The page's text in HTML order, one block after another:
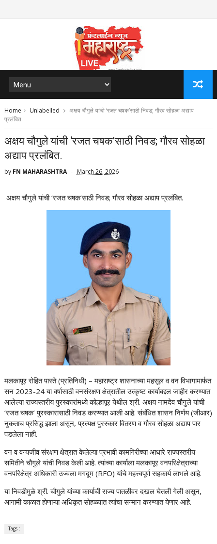
Home Unlabelled
अक्षय चौगुले यांची ‘रजत चषक’साठी निवड; गौरव सोहळा अद्याप
प्रलंबित.
अक्षय चौगुले यांची ‘रजत चषक’साठी निवड; गौरव सोहळा
अद्याप प्रलंबित.
by FN MAHARASHTRA March 26, 2026
अक्षय चौगुले यांची ‘रजत चषक’साठी निवड; गौरव सोहळा अद्याप प्रलंबित.
मलकापूर रोहित पास्ते (प्रतिनिधी) – महाराष्ट्र शासनाच्या महसूल व वन विभागामार्फत
सन 2023-24 या वर्षासाठी वनसंरक्षण क्षेत्रातील उत्कृष्ट कार्याबद्दल जाहीर करण्यात
आलेल्या राज्यस्तरीय पुरस्कारांमध्ये कोल्हापूर येथील श्री. अक्षय नामदेव चौगुले यांची
‘रजत चषक’ पुरस्कारासाठी निवड करण्यात आली आहे. संबंधित शासन निर्णय (जीआर)
नुकताच प्रसिद्ध झाला असून, प्रत्यक्ष पुरस्कार वितरण व गौरव सोहळा अद्याप पार
पडलेला नाही.
वन व वन्यजीव संरक्षण क्षेत्रात केलेल्या प्रभावी कामगिरीच्या आधारे राज्यस्तरीय
समितीने चौगुले यांची निवड केली आहे. त्यांच्या कार्याला मलकापूर वनपरिक्षेत्राच्या
वनपरिक्षेत्र अधिकारी उज्वला मगदूम (RFO) यांचे महत्त्वपूर्ण सहकार्य लाभले आहे.
या निवडीमुळे श्री. चौगुले यांच्या कार्याची राज्य पातळीवर दखल घेतली गेली असून,
आगामी काळात होणाऱ्या अधिकृत सोहळ्यात त्यांचा सन्मान करण्यात येणार आहे.
Tags :